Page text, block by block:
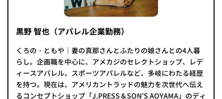
黒野 智也（アパレル企業勤務）
くろの・ともや｜妻の真那さんとふたりの娘さんとの4人暮
らし。企画職を中心に、アメカジのセレクトショップ、レデ
ィースアパレル、スポーツアパレルなど、多岐にわたる経歴
を持つ。現在は、アメリカントラッドの魅力を次世代へ伝え
るコンセプトショップ「J.PRESS＆SON’S AOYAMA」のディ